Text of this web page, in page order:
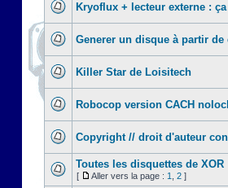
Kryoflux + lecteur externe :
Generer un disque à partir de
Killer Star de Loisitech
Robocop version CACH
Copyright // droit d'auteur
Toutes les disquettes de XOR
[ Aller vers la page : 1 2 ]